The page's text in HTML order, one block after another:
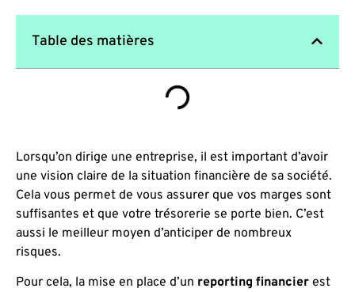
Lorsqu’on dirige une entreprise, il est important d’avoir
une vision claire de la situation financière de sa société.
Cela vous permet de vous assurer que vos marges sont
suffisantes et que votre trésorerie se porte bien. C’est
aussi le meilleur moyen d’anticiper de nombreux
risques.
Pour cela, la mise en place d’un reporting financier est
Table des matières